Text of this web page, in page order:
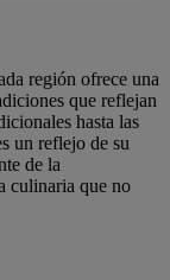
región ofrece una
que reflejan
hasta las
un reflejo de su
de la
culinaria que no